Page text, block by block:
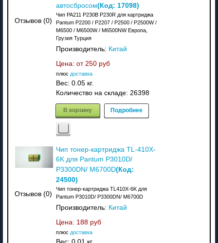
Отзывов (0)
автосбросом(Код: 17098)
Чип PA211 P230B P230R для картриджа
Pantum P2200 / P2207 / P2500 / P2500W /
M6500 / M6500W / M6500NW Европа,
Грузия Турция
Производитель: Китай
Цена: от 250 руб
плюс доставка
Вес: 0.05 кг.
Количество на складе: 26398
В корзину Подробнее
Отзывов (0)
Чип тонер-картриджа TL-410X-
6K для Pantum P3010D/
P3300DN/ M6700D(Код:
24500)
Чип тонер-картриджа TL410X-6K для
Pantum P3010D/ P3300DN/ M6700D
Производитель: Китай
Цена: 188 руб
плюс доставка